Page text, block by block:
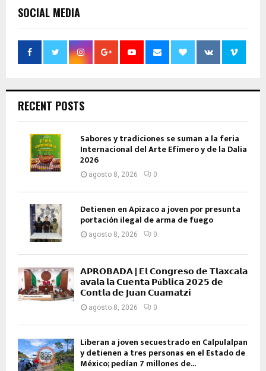
SOCIAL MEDIA
RECENT POSTS
Sabores y tradiciones se suman a la feria
Internacional del Arte Efímero y de la Dalia
2026
agosto 8, 2026 0
Detienen en Apizaco a joven por presunta
portación ilegal de arma de fuego
agosto 8, 2026 0
𝗔𝗣𝗥𝗢𝗕𝗔𝗗𝗔 | 𝗘𝗹 𝗖𝗼𝗻𝗴𝗿𝗲𝘀𝗼 𝗱𝗲 𝗧𝗹𝗮𝘅𝗰𝗮𝗹𝗮
𝗮𝘃𝗮𝗹𝗮 𝗹𝗮 𝗖𝘂𝗲𝗻𝘁𝗮 𝗣ú𝗯𝗹𝗶𝗰𝗮 𝟮𝟬𝟮𝟱 𝗱𝗲
𝗖𝗼𝗻𝘁𝗹𝗮 𝗱𝗲 𝗝𝘂𝗮𝗻 𝗖𝘂𝗮𝗺𝗮𝘁𝘇𝗶
agosto 8, 2026 0
Liberan a joven secuestrado en Calpulalpan
y detienen a tres personas en el Estado de
México; pedían 7 millones de...